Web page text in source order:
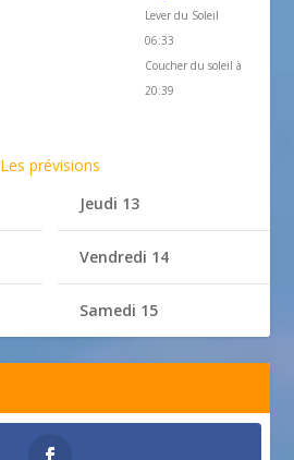
Lever du Soleil
06:33
Coucher du soleil à
20:39
Les prévisions
Jeudi 13
Vendredi 14
Samedi 15